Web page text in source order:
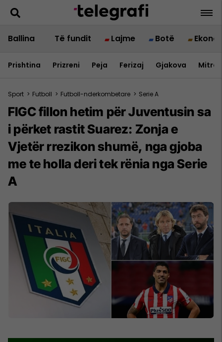
Ballina Të fundit Lajme Botë
Prishtina Prizreni Peja Ferizaj Gjakova
Sport > Futboll > Futboll-nderkombetare > Serie A
FIGC fillon hetim për Juventusin sa
i përket rastit Suarez: Zonja e
Vjetër rrezikon shumë, nga gjoba
me te holla deri tek rënia nga Serie
A